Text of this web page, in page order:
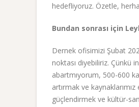
hedefliyoruz. Özetle,
Bundan sonrası için
Dernek ofisimizi Şubat
noktası diyebiliriz. Çünkü
abartmıyorum, 500-600
artırmak ve
güçlendirmek ve kültür-